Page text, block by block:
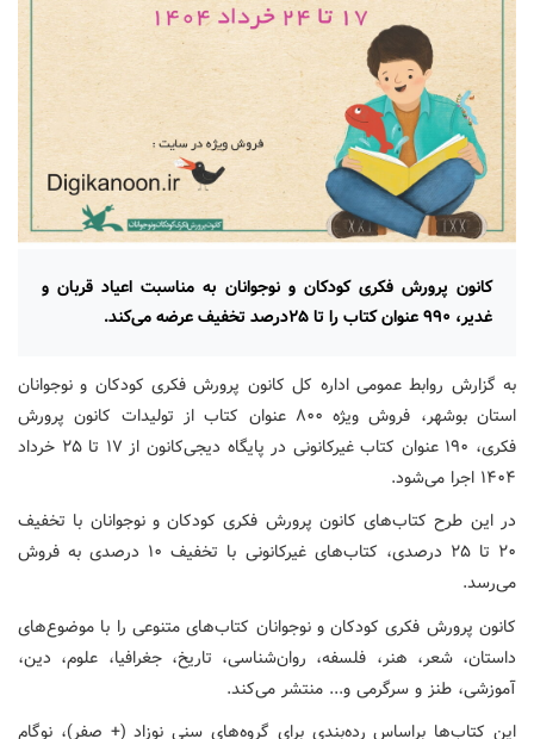
کانون پرورش فکری کودکان و نوجوانان به مناسبت اعیاد قربان و
غدیر، ۹۹۰ عنوان کتاب را تا ۲۵درصد تخفیف عرضه می‌کند.
به گزارش روابط عمومی اداره کل کانون پرورش فکری کودکان و نوجوانان
استان بوشهر، فروش ویژه ۸۰۰ عنوان کتاب از تولیدات کانون پرورش
فکری، ۱۹۰ عنوان کتاب غیرکانونی در پایگاه دیجی‌کانون از ۱۷ تا ۲۵ خرداد
۱۴۰۴ اجرا می‌شود.
در این طرح کتاب‌های کانون پرورش فکری کودکان و نوجوانان با تخفیف
۲۰ تا ۲۵ درصدی، کتاب‌های غیرکانونی با تخفیف ۱۰ درصدی به فروش
می‌رسد.
کانون پرورش فکری کودکان و نوجوانان کتاب‌های متنوعی را با موضوع‌های
داستان، شعر، هنر، فلسفه، روان‌شناسی، تاریخ، جغرافیا، علوم، دین،
آموزشی، طنز و سرگرمی و... منتشر می‌کند.
این کتاب‌ها براساس رده‌بندی برای گروه‌های سنی نوزاد (+ صفر)، نوگام